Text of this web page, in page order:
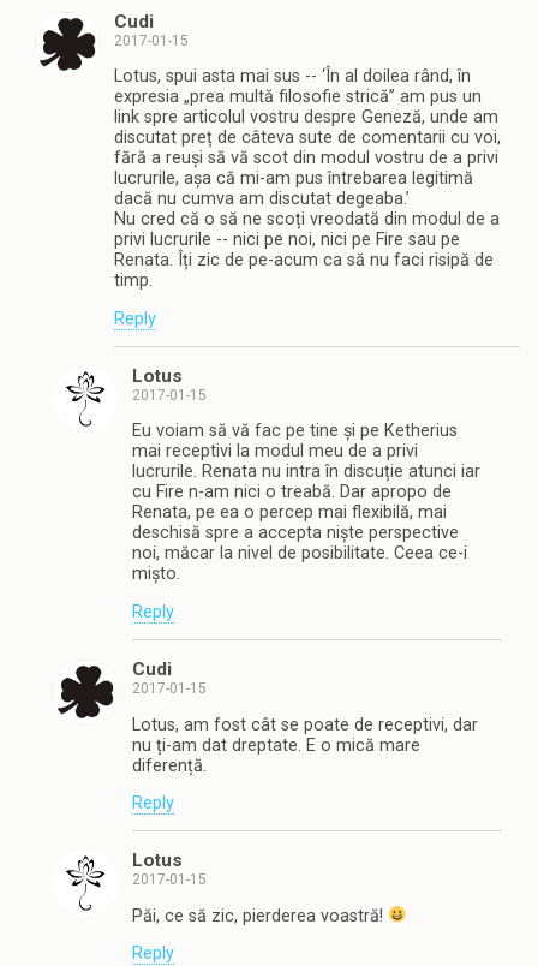
Cudi
2017-01-15
Lotus, spui asta mai sus -- ‘În al doilea rând, în
expresia „prea multă filosofie strică” am pus un
link spre articolul vostru despre Geneză, unde am
discutat preț de câteva sute de comentarii cu voi,
fără a reuși să vă scot din modul vostru de a privi
lucrurile, așa că mi-am pus întrebarea legitimă
dacă nu cumva am discutat degeaba.’
Nu cred că o să ne scoți vreodată din modul de a
privi lucrurile -- nici pe noi, nici pe Fire sau pe
Renata. Îți zic de pe-acum ca să nu faci risipă de
timp.
Reply
Lotus
2017-01-15
Eu voiam să vă fac pe tine și pe Ketherius
mai receptivi la modul meu de a privi
lucrurile. Renata nu intra în discuție atunci iar
cu Fire n-am nici o treabă. Dar apropo de
Renata, pe ea o percep mai flexibilă, mai
deschisă spre a accepta niște perspective
noi, măcar la nivel de posibilitate. Ceea ce-i
mișto.
Reply
Cudi
2017-01-15
Lotus, am fost cât se poate de receptivi, dar
nu ți-am dat dreptate. E o mică mare
diferență.
Reply
Lotus
2017-01-15
Păi, ce să zic, pierderea voastră!
Reply